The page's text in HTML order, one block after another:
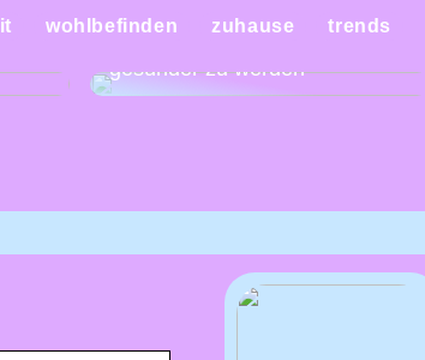
wohlbefinden zuhause trends
Machen Sie es sich mit einem
gesünder zu werden